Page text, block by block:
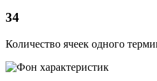
34
Количество ячеек одного